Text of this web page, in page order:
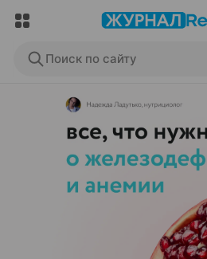
Поиск по сайту
ЭФФЕКТИВНАЯ